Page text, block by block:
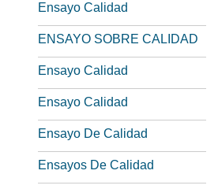
Ensayo Calidad
ENSAYO SOBRE CALIDAD
Ensayo Calidad
Ensayo Calidad
Ensayo De Calidad
Ensayos De Calidad